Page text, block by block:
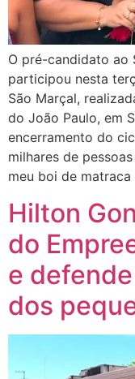
O pré-candidato ao
participou nesta
São Marçal,
do João Paulo, em
encerramento do
milhares de
meu boi de
Hilton
do
e
dos